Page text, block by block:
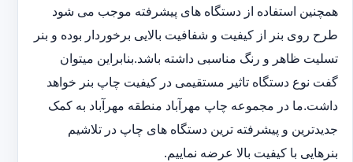
همچنین استفاده از دستگاه های پیشرفته موجب می شود
طرح روی بنر از کیفیت و شفافیت بالایی برخوردار بوده و بنر
تسلیت ظاهر و رنگ مناسبی داشته باشد.بنابراین میتوان
گفت نوع دستگاه تاثیر مستقیمی در کیفیت چاپ بنر خواهد
داشت.ما در مجموعه چاپ مهرآباد منطقه مهرآباد به کمک
جدیدترین و پیشرفته ترین دستگاه های چاپ در تلاشیم
بنرهایی با کیفیت بالا عرضه نماییم.